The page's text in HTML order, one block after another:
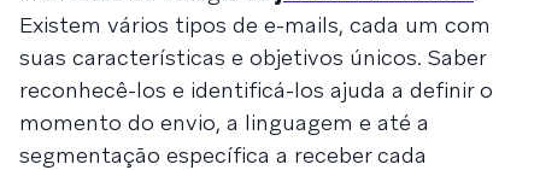
Existem vários tipos de e-mails, cada um com
suas características e objetivos únicos. Saber
reconhecê-los e identificá-los ajuda a definir o
momento do envio, a linguagem e até a
segmentação específica a receber cada